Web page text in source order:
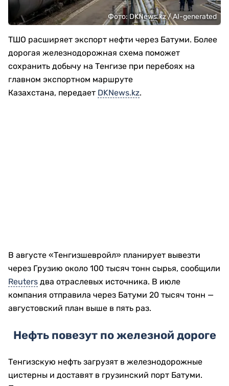
Фото: DKNews.kz / AI-generated
ТШО расширяет экспорт нефти через Батуми. Более
дорогая железнодорожная схема поможет
сохранить добычу на Тенгизе при перебоях на
главном экспортном маршруте
Казахстана, передает DKNews.kz.
В августе «Тенгизшевройл» планирует вывезти
через Грузию около 100 тысяч тонн сырья, сообщили
Reuters два отраслевых источника. В июле
компания отправила через Батуми 20 тысяч тонн —
августовский план выше в пять раз.
Нефть повезут по железной дороге
Тенгизскую нефть загрузят в железнодорожные
цистерны и доставят в грузинский порт Батуми.